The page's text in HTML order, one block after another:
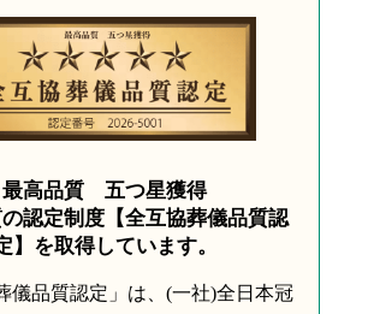
最高品質 五つ星獲得
認定制度【全互協葬儀品質認
】を取得しています。
儀品質認定」は、(一社)全日本冠